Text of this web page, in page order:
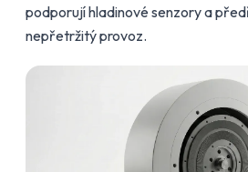
podporují hladinové senzory a
nepřetržitý provoz.